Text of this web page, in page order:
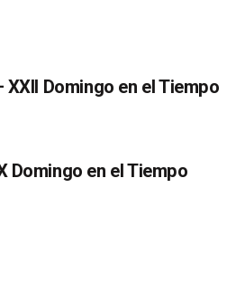
Domingo en el Tiempo
Domingo en el Tiempo